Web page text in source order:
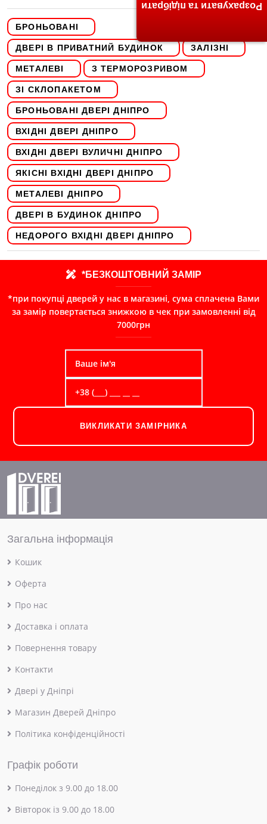
БРОНЬОВАНІ
ДВЕРІ В ПРИВАТНИЙ БУДИНОК ЗАЛІЗНІ
МЕТАЛЕВІ З ТЕРМОРОЗРИВОМ
ЗІ СКЛОПАКЕТОМ
БРОНЬОВАНІ ДВЕРІ ДНІПРО
ВХІДНІ ДВЕРІ ДНІПРО
ВХІДНІ ДВЕРІ ВУЛИЧНІ ДНІПРО
ЯКІСНІ ВХІДНІ ДВЕРІ ДНІПРО
МЕТАЛЕВІ ДНІПРО
ДВЕРІ В БУДИНОК ДНІПРО
НЕДОРОГО ВХІДНІ ДВЕРІ ДНІПРО
*БЕЗКОШТОВНИЙ ЗАМІР
*при покупці дверей у нас в магазині, сума сплачена Вами
за замір повертається знижкою в чек при замовленні від
7000грн
ВИКЛИКАТИ ЗАМІРНИКА
Загальна інформація
Кошик
Оферта
Про нас
Доставка і оплата
Повернення товару
Контакти
Двері у Дніпрі
Магазин Дверей Дніпро
Політика конфіденційності
Графік роботи
Понеділок з 9.00 до 18.00
Вівторок із 9.00 до 18.00
Розрахувати та підібрати